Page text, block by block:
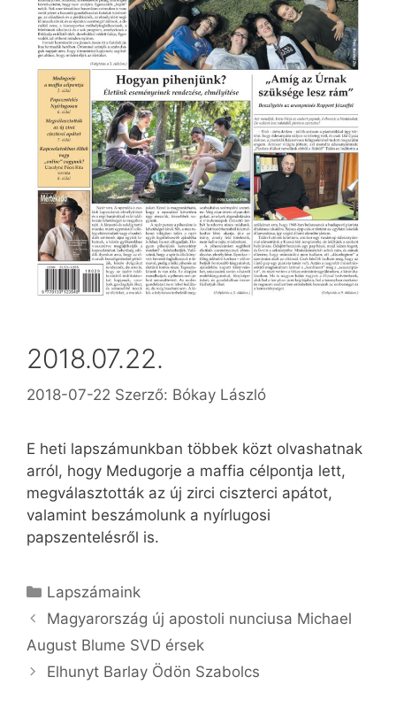
2018.07.22.
2018-07-22 Szerző: Bókay László
E heti lapszámunkban többek közt olvashatnak
arról, hogy Medugorje a maffia célpontja lett,
megválasztották az új zirci ciszterci apátot,
valamint beszámolunk a nyírlugosi
papszentelésről is.
Kategória
Lapszámaink
Magyarország új apostoli nunciusa Michael
August Blume SVD érsek
Elhunyt Barlay Ödön Szabolcs